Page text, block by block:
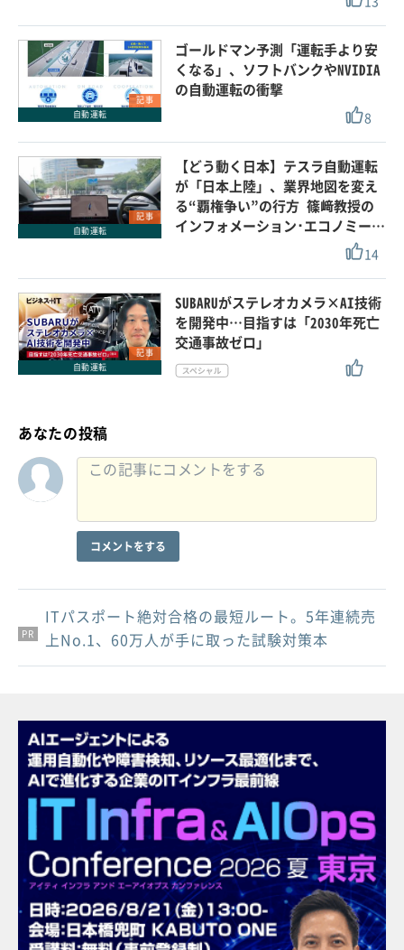
記事
自動運転
ゴールドマン予測「運転手より安
くなる」、ソフトバンクやNVIDIA
の自動運転の衝撃
8
記事
自動運転
【どう動く日本】テスラ自動運転
が「日本上陸」、業界地図を変え
る“覇権争い”の行方 篠﨑教授の
インフォメーション･エコノミー…
14
記事
自動運転
SUBARUがステレオカメラ×AI技術
を開発中…目指すは「2030年死亡
交通事故ゼロ」
あなたの投稿
コメントをする
PR
PR
PR
ITパスポート絶対合格の最短ルート。5年連続売
上No.1、60万人が手に取った試験対策本